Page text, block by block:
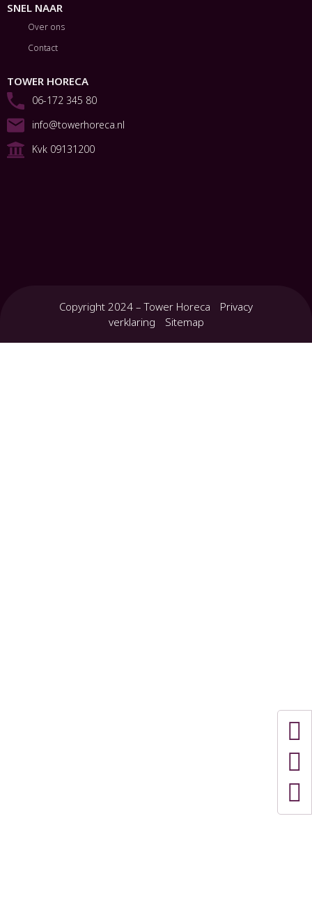
SNEL NAAR
Over ons
Contact
TOWER HORECA
06-172 345 80
info@towerhoreca.nl
Kvk 09131200
Copyright 2024 – Tower Horeca
Privacy
verklaring
Sitemap